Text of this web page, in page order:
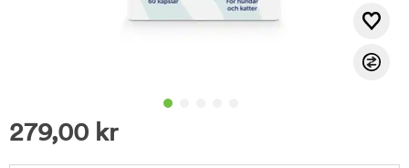
279,00 kr